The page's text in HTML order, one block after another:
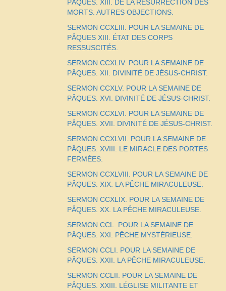
PÂQUES. XIII. DE LA RESURRECTION DES
MORTS. AUTRES OBJECTIONS.
SERMON CCXLIII. POUR LA SEMAINE DE
PÂQUES XIII. ÉTAT DES CORPS
RESSUSCITÉS.
SERMON CCXLIV. POUR LA SEMAINE DE
PÂQUES. XII. DIVINITÉ DE JÉSUS-CHRIST.
SERMON CCXLV. POUR LA SEMAINE DE
PÂQUES. XVI. DIVINITÉ DE JÉSUS-CHRIST.
SERMON CCXLVI. POUR LA SEMAINE DE
PÂQUES. XVII. DIVINITÉ DE JÉSUS-CHRIST.
SERMON CCXLVII. POUR LA SEMAINE DE
PÂQUES. XVIII. LE MIRACLE DES PORTES
FERMÉES.
SERMON CCXLVIII. POUR LA SEMAINE DE
PÂQUES. XIX. LA PÊCHE MIRACULEUSE.
SERMON CCXLIX. POUR LA SEMAINE DE
PÂQUES. XX. LA PÊCHE MIRACULEUSE.
SERMON CCL. POUR LA SEMAINE DE
PÂQUES. XXI. PÊCHE MYSTÉRIEUSE.
SERMON CCLI. POUR LA SEMAINE DE
PÂQUES. XXII. LA PÊCHE MIRACULEUSE.
SERMON CCLII. POUR LA SEMAINE DE
PÂQUES. XXIII. LÉGLISE MILITANTE ET